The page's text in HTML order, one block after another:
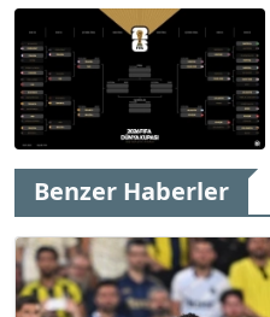
Benzer Haberler